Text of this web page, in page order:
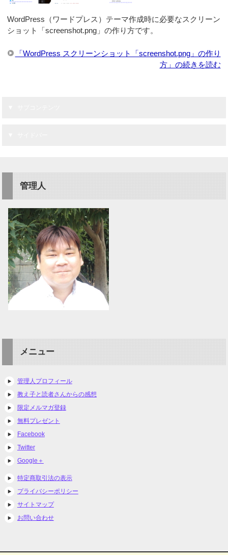
WordPress（ワードプレス）テーマ作成時に必要なスクリーン
ショット「screenshot.png」の作り方です。
「WordPress スクリーンショット「screenshot.png」の作り
方」の続きを読む
管理人
メニュー
管理人プロフィール
教え子と読者さんからの感想
限定メルマガ登録
無料プレゼント
Facebook
Twitter
Google＋
特定商取引法の表示
プライバシーポリシー
サイトマップ
お問い合わせ